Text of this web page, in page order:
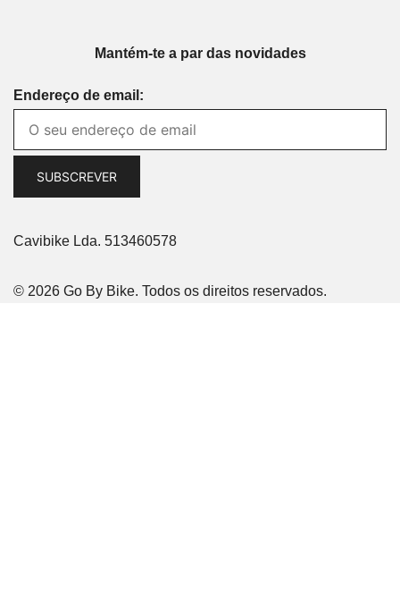
Mantém-te a par das novidades
Endereço de email:
Cavibike Lda. 513460578
© 2026 Go By Bike. Todos os direitos reservados.